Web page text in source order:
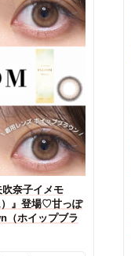
吹奈子イメモ
）』登場♡甘っぽ
（ホイップブラ